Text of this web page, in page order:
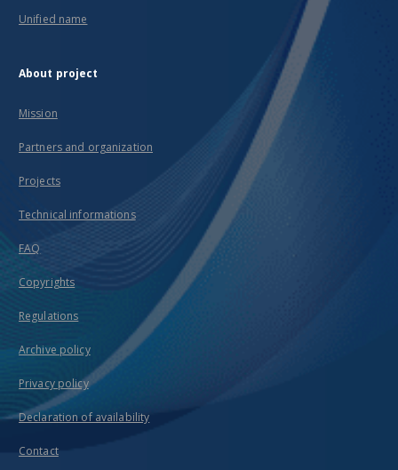
Unified name
About project
Mission
Partners and organization
Projects
Technical informations
FAQ
Copyrights
Regulations
Archive policy
Privacy policy
Declaration of availability
Contact